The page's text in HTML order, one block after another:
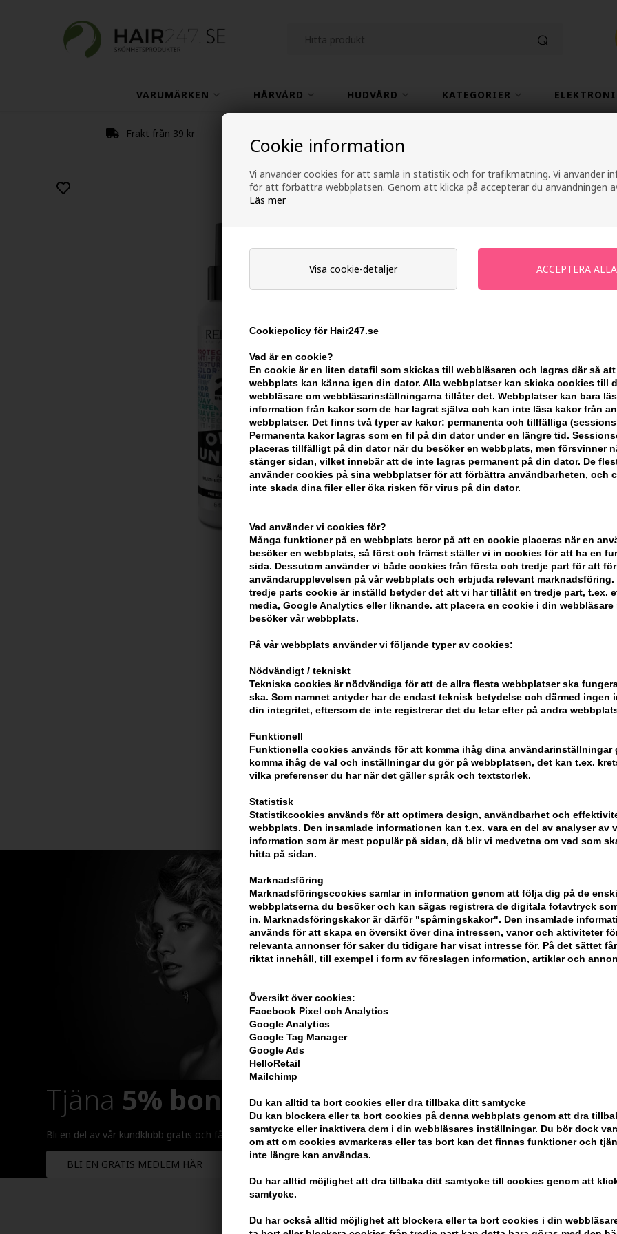
Cookie information
Vi använder cookies för att samla in statistik och för trafikmätning. Vi använder
för att förbättra webbplatsen. Genom att klicka på accepterar du användningen
Läs mer
Visa cookie-detaljer
Cookiepolicy för Hair247.se
Vad är en cookie?
En cookie är en liten datafil som skickas till webbläsaren och lagras där så att
webbplats kan känna igen din dator. Alla webbplatser kan skicka cookies till
webbläsare om webbläsarinställningarna tillåter det. Webbplatser kan bara
information från kakor som de har lagrat själva och kan inte läsa kakor från
webbplatser. Det finns två typer av kakor: permanenta och tillfälliga
Permanenta kakor lagras som en fil på din dator under en längre tid.
placeras tillfälligt på din dator när du besöker en webbplats, men försvinner
stänger sidan, vilket innebär att de inte lagras permanent på din dator. De
använder cookies på sina webbplatser för att förbättra användbarheten, och
inte skada dina filer eller öka risken för virus på din dator.
Vad använder vi cookies för?
Många funktioner på en webbplats beror på att en cookie placeras när en
besöker en webbplats, så först och främst ställer vi in ​​cookies för att ha en
sida. Dessutom använder vi både cookies från första och tredje part för att
användarupplevelsen på vår webbplats och erbjuda relevant marknadsföring.
tredje parts cookie är inställd betyder det att vi har tillåtit en tredje part, t.ex.
media, Google Analytics eller liknande. att placera en cookie i din webbläsare
besöker vår webbplats.
På vår webbplats använder vi följande typer av cookies:
Nödvändigt / tekniskt
Tekniska cookies är nödvändiga för att de allra flesta webbplatser ska
ska. Som namnet antyder har de endast teknisk betydelse och därmed ingen
din integritet, eftersom de inte registrerar det du letar efter på andra
Funktionell
Funktionella cookies används för att komma ihåg dina användarinställningar
komma ihåg de val och inställningar du gör på webbplatsen, det kan t.ex.
vilka preferenser du har när det gäller språk och textstorlek.
Statistisk
Statistikcookies används för att optimera design, användbarhet och
webbplats. Den insamlade informationen kan t.ex. vara en del av analyser av
information som är mest populär på sidan, då blir vi medvetna om vad som
hitta på sidan.
Marknadsföring
Marknadsföringscookies samlar in information genom att följa dig på de
webbplatserna du besöker och kan sägas registrera de digitala fotavtryck
in. Marknadsföringskakor är därför "spårningskakor". Den insamlade
används för att skapa en översikt över dina intressen, vanor och aktiviteter
relevanta annonser för saker du tidigare har visat intresse för. På det sättet
riktat innehåll, till exempel i form av föreslagen information, artiklar och
Översikt över cookies:
Facebook Pixel och Analytics
Google Analytics
Google Tag Manager
Google Ads
HelloRetail
Mailchimp
Du kan alltid ta bort cookies eller dra tillbaka ditt samtycke
Du kan blockera eller ta bort cookies på denna webbplats genom att dra
samtycke eller inaktivera dem i din webbläsares inställningar. Du bör dock
om att om cookies avmarkeras eller tas bort kan det finnas funktioner och
inte längre kan användas.
Du har alltid möjlighet att dra tillbaka ditt samtycke till cookies genom att
samtycke.
Du har också alltid möjlighet att blockera eller ta bort cookies i din
VARUMÄRKEN HÅRVÅRD HUDVÅRD KATEGORIER
Frakt från 39 kr
Redken One
Varumärken»Redken
I lager- Leveranstid: 2-3
Du tjänar 12 Bonuskronor på köp
KÖP FÖR YTTERLIGARE 499,00 SEK
Redken One United All-in-One
Redken One United
Denna behandlingsspray tillför håret
sprayen skyddande och förhindrar
protein som både stärker dina
Så här använder du Redken
- Applicera produkten på nyligen
- Torka sedan och forma efter
Innehåll: 150 ml
Redken
Tjäna 5% bonuspå hela din beställning
Bli en del av vår kundklubb gratis och få rabatter när du handlar
BLI EN GRATIS MEDLEM HÄR